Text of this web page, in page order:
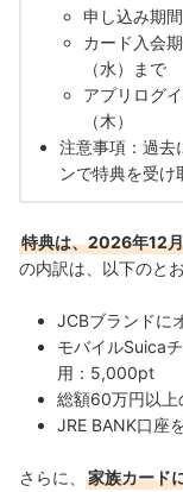
申し込み期
カード入会
（水）まで
アプリログ
（木）
注意事項：過去
ンで特典を受け
特典は、2026年12
の内訳は、以下のとお
JCBブランドに
モバイルSuica
用：5,000pt
総額60万円以
JRE BANK口座
さらに、 家族カード